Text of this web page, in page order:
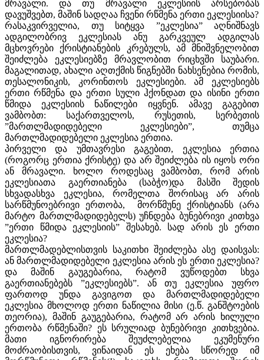
მრავალი. და თუ მრავალი ეკლესიის არსებობას
დავუშვებთ, მაშინ სადღაა ჩვენი რწმენა ერთი ეკლესიისა?
რასაკვირველია, თუ სიტყვა ”ეკლესია” აღნიშნავს
ადგილობრივ ეკლესიას ანუ გარკვეულ ადგილას
მცხოვრები ქრისტიანების კრებულს, ამ მნიშვნელობით
შეიძლება ეკლესიებზე მრავლობით რიცხვში საუბარი.
მაგალითად, ახალი აღთქმის წიგნებში ნახსენებია რომის,
თესალონიკის, კორინთოს ეკლესიები. ამ ეკლესიებს
ერთი რწმენა და ერთი სული ჰქონდათ და ისინი ერთი
წმიდა ეკლესიის ნაწილები იყვნენ. ამავე გაგებით
ვამბობთ: საქართველოს, რუსეთის, სერბეთის
”მართლმადიდებელი ეკლესიები”, თუმცა
მართლმადიდებელი ეკლესია ერთია.
პირველი და უმთავრესი გაგებით, ეკლესია ერთია
(როგორც ერთია ქრისტე) და არ შეიძლება ის იყოს ორი
ან მრავალი. ხოლო როდესაც ვამბობთ, რომ არის
ეკლესიათა გაერთიანება (საბჭო)და მასში შედის
სხვადასხვა ეკლესია, რომელთა შორისაც არ არის
სარწმუნოებრივი ერთობა, მორწმუნე ქრისტიანს (არა
მარტო მართლმადიდებელს) უჩნდება ბუნებრივი კითხვა
”ერთი წმიდა ეკლესიის” შესახებ. სად არის ეს ერთი
ეკლესია?
მართლმადებლისთვის საკითხი შეიძლება ასე დაისვას:
ან მართლმადიდებელი ეკლესია არის ეს ერთი ეკლესია?
და მაშინ გაუგებარია, რატომ ვუწოდებთ სხვა
გაერთიანებებს ”ეკლესიებს”. ან თუ ეკლესია უფრო
ფართოდ უნდა გავიგოთ და მართლმადიდებელი
ეკლესია მხოლოდ ერთი ნაწილია მისი (ე.წ. განშტოების
თეორია), მაშინ გაუგებარია, რატომ არ არის ხილული
ერთობა რწმენაში? ეს სრულიად ბუნებრივი კითხვებია.
მათი იგნორირება შეუძლებელია ეკუმენური
მოძრაობისთვის, ვინაიდან ეს ეხება სწორედ იმ